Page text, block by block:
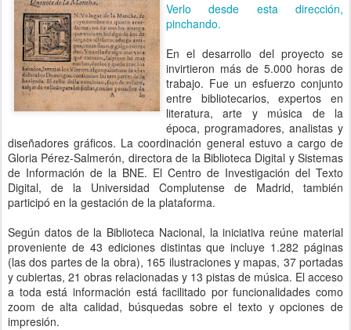
Verlo desde esta dirección,
pinchando.
En el desarrollo del proyecto se
invirtieron más de 5.000 horas de
trabajo. Fue un esfuerzo conjunto
entre bibliotecarios, expertos en
literatura, arte y música de la
época, programadores, analistas y
diseñadores gráficos. La coordinación general estuvo a cargo de
Gloria Pérez-Salmerón, directora de la Biblioteca Digital y Sistemas
de Información de la BNE. El Centro de Investigación del Texto
Digital, de la Universidad Complutense de Madrid, también
participó en la gestación de la plataforma.
Según datos de la Biblioteca Nacional, la iniciativa reúne material
proveniente de 43 ediciones distintas que incluye 1.282 páginas
(las dos partes de la obra), 165 ilustraciones y mapas, 37 portadas
y cubiertas, 21 obras relacionadas y 13 pistas de música. El acceso
a toda está información está facilitado por funcionalidades como
zoom de alta calidad, búsquedas sobre el texto y opciones de
impresión.